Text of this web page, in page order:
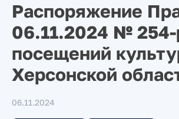
Распоряжение
06.11.2024 № 254-
посещений
Херсонской
06.11.2024